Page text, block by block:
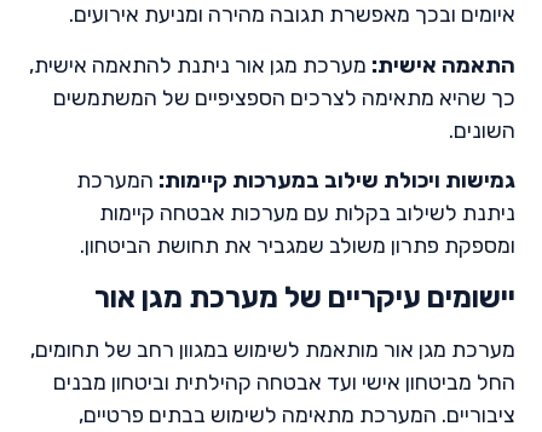
איומים ובכך מאפשרת תגובה מהירה ומניעת אירועים.
התאמה אישית: מערכת מגן אור ניתנת להתאמה אישית,
כך שהיא מתאימה לצרכים הספציפיים של המשתמשים
השונים.
גמישות ויכולת שילוב במערכות קיימות: המערכת
ניתנת לשילוב בקלות עם מערכות אבטחה קיימות
ומספקת פתרון משולב שמגביר את תחושת הביטחון.
יישומים עיקריים של מערכת מגן אור
מערכת מגן אור מותאמת לשימוש במגוון רחב של תחומים,
החל מביטחון אישי ועד אבטחה קהילתית וביטחון מבנים
ציבוריים. המערכת מתאימה לשימוש בבתים פרטיים,